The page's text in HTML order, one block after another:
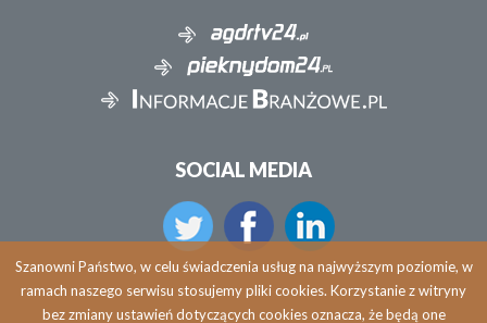
SOCIAL MEDIA
Szanowni Państwo, w celu świadczenia usług na najwyższym poziomie, w
ramach naszego serwisu stosujemy pliki cookies. Korzystanie z witryny
bez zmiany ustawień dotyczących cookies oznacza, że będą one